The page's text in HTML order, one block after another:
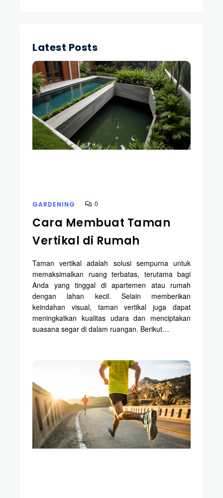
Latest Posts
GARDENING 0
Cara Membuat Taman
Vertikal di Rumah
Taman vertikal adalah solusi sempurna untuk
memaksimalkan ruang terbatas, terutama bagi
Anda yang tinggal di apartemen atau rumah
dengan lahan kecil. Selain memberikan
keindahan visual, taman vertikal juga dapat
meningkatkan kualitas udara dan menciptakan
suasana segar di dalam ruangan. Berikut…